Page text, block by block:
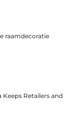
raamdecoratie
Retailers and